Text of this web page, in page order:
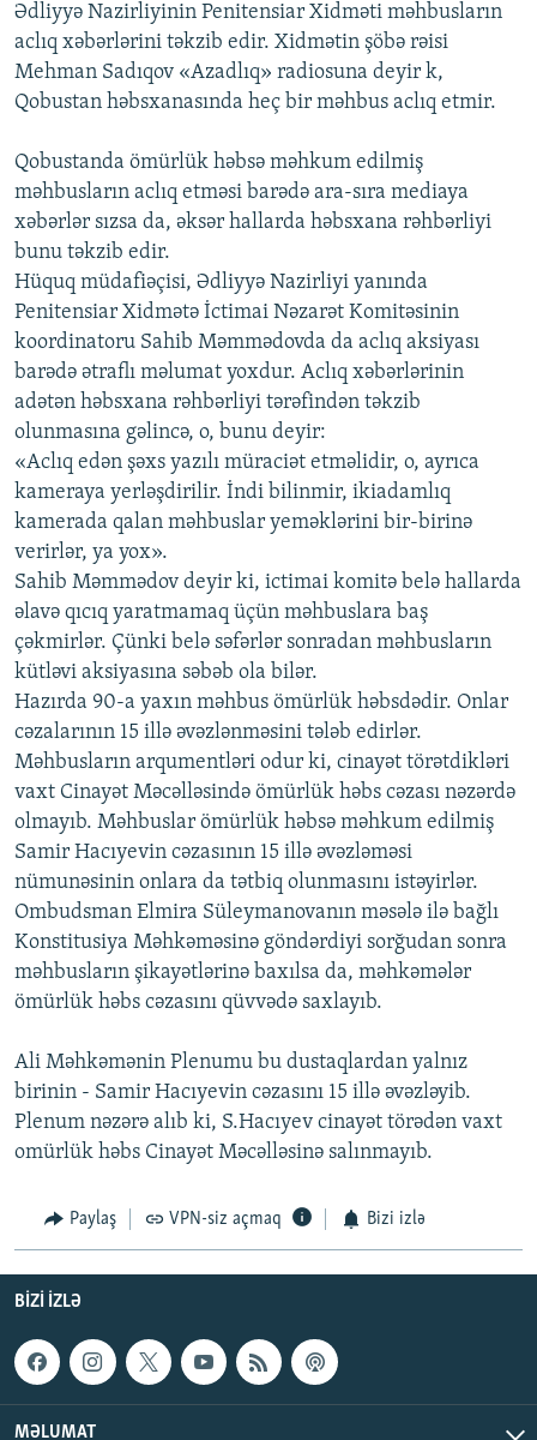
Ədliyyə Nazirliyinin Penitensiar Xidməti məhbusların
aclıq xəbərlərini təkzib edir. Xidmətin şöbə rəisi
Mehman Sadıqov «Azadlıq» radiosuna deyir k,
Qobustan həbsxanasında heç bir məhbus aclıq etmir.
Qobustanda ömürlük həbsə məhkum edilmiş
məhbusların aclıq etməsi barədə ara-sıra mediaya
xəbərlər sızsa da, əksər hallarda həbsxana rəhbərliyi
bunu təkzib edir.
Hüquq müdafiəçisi, Ədliyyə Nazirliyi yanında
Penitensiar Xidmətə İctimai Nəzarət Komitəsinin
koordinatoru Sahib Məmmədovda da aclıq aksiyası
barədə ətraflı məlumat yoxdur. Aclıq xəbərlərinin
adətən həbsxana rəhbərliyi tərəfindən təkzib
olunmasına gəlincə, o, bunu deyir:
«Aclıq edən şəxs yazılı müraciət etməlidir, o, ayrıca
kameraya yerləşdirilir. İndi bilinmir, ikiadamlıq
kamerada qalan məhbuslar yeməklərini bir-birinə
verirlər, ya yox».
Sahib Məmmədov deyir ki, ictimai komitə belə hallarda
əlavə qıcıq yaratmamaq üçün məhbuslara baş
çəkmirlər. Çünki belə səfərlər sonradan məhbusların
kütləvi aksiyasına səbəb ola bilər.
Hazırda 90-a yaxın məhbus ömürlük həbsdədir. Onlar
cəzalarının 15 illə əvəzlənməsini tələb edirlər.
Məhbusların arqumentləri odur ki, cinayət törətdikləri
vaxt Cinayət Məcəlləsində ömürlük həbs cəzası nəzərdə
olmayıb. Məhbuslar ömürlük həbsə məhkum edilmiş
Samir Hacıyevin cəzasının 15 illə əvəzləməsi
nümunəsinin onlara da tətbiq olunmasını istəyirlər.
Ombudsman Elmira Süleymanovanın məsələ ilə bağlı
Konstitusiya Məhkəməsinə göndərdiyi sorğudan sonra
məhbusların şikayətlərinə baxılsa da, məhkəmələr
ömürlük həbs cəzasını qüvvədə saxlayıb.
Ali Məhkəmənin Plenumu bu dustaqlardan yalnız
birinin - Samir Hacıyevin cəzasını 15 illə əvəzləyib.
Plenum nəzərə alıb ki, S.Hacıyev cinayət törədən vaxt
omürlük həbs Cinayət Məcəlləsinə salınmayıb.
Paylaş VPN-siz açmaq Bizi izlə
BIZI IZLƏ
MƏLUMAT